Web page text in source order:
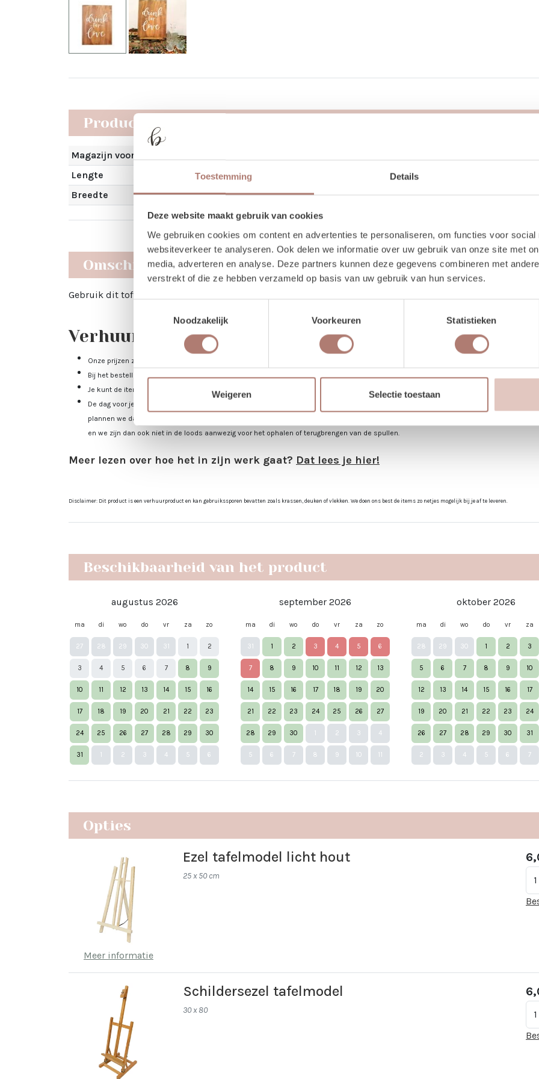
Toestemming Details
Deze website maakt gebruik van cookies
We gebruiken cookies om content en advertenties te personaliseren, om functies voor social
websiteverkeer te analyseren. Ook delen we informatie over uw gebruik van onze site met
media, adverteren en analyse. Deze partners kunnen deze gegevens combineren met
verstrekt of die ze hebben verzameld op basis van uw gebruik van hun services.
Noodzakelijk
Voorkeuren Statistieken
Weigeren Selectie toestaan
Producteigenschappen
Magazijn voorraad
Lengte
40 cm
Breedte
30 cm
Omschrijving
Gebruik dit toffe bordje bij de bar.
Verhuur - Hoe werkt het? In het kort..
Onze prijzen zijn voor 3 dagen. De ophaaldag, de gebruiksdag en de terugbreng dag.
Bij het bestellen: Voer alleen de dagen in waarop je het gebruikt. Trouw je op 25 april, voer dan 2 keer 25 april in. Duurt jouw event 3
Je kunt de items laten bezorgen of zelf in Utrecht komen ophalen.
De dag voor je event kun je de items ophalen of laten bezorgen. De dag na je event mag het weer terugbrengen, of halen wij het voor je
plannen we daarom heen. Bijvoorbeeld: Jullie trouwen op zaterdag. De items worden dan op vrijdag bezorgd, en op maandag weer
en we zijn dan ook niet in de loods aanwezig voor het ophalen of terugbrengen van de spullen.
Meer lezen over hoe het in zijn werk gaat? Dat lees je hier!
Disclaimer: Dit product is een verhuurproduct en kan gebruikssporen bevatten zoals krassen, deuken of vlekken. We doen ons best de items zo netjes mogelijk bij je af te leveren.
Beschikbaarheid van het product
augustus 2026
ma di wo do vr za zo
27 28 29 30 31 1 2
3 4 5 6 7 8 9
10 11 12 13 14 15 16
17 18 19 20 21 22 23
24 25 26 27 28 29 30
31 2 3 4 5 6
september 2026
ma di wo do vr za zo
31 1 2 3 4 5 6
7 8 9 10 11 12 13
14 15 16 17 18 19 20
21 22 23 24 25 26 27
28 29 30 2 3 4
5 6 7 8 9 10
oktober 2026
ma di wo do vr za
28 29 30 1 2 3
5 6 7 8 9 10
12 13 14 15 16 17
19 20 21 22 23 24
26 27 28 29 30 31
2 3 4 5 6 7
Opties
Meer informatie
Ezel tafelmodel licht hout
25 x 50 cm
Schildersezel tafelmodel
30 x 80